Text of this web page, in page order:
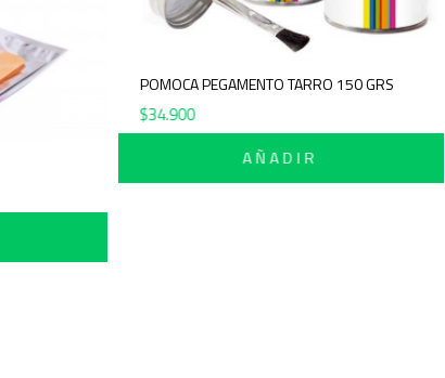
POMOCA PEGAMENTO TARRO 150 GRS
$34.900
AÑADIR